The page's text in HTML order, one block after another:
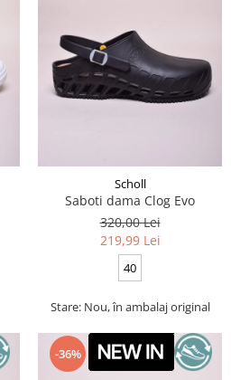
Scholl
Saboti dama Clog Evo
320,00 Lei
219,99 Lei
40
Stare: Nou, în ambalaj original
-36%